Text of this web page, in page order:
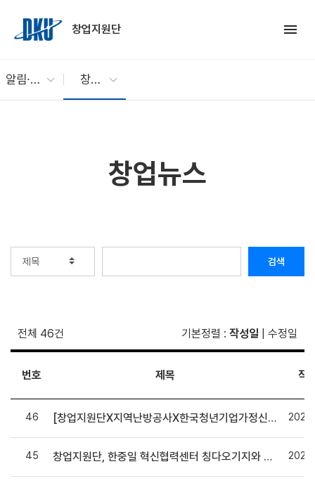
창업지원단
menu
알림∙소통 창업뉴스
창업뉴스
검색
전체 46건 기본정렬 : 작성일 수정일
번호 제목 작
46 [창업지원단X지역난방공사X한국청년기업가정신재단] 미래 에너지 예비창업자 육성 나선다
45 창업지원단, 한중일 혁신협력센터 칭다오기지와 글로벌 창업 MOU 체결